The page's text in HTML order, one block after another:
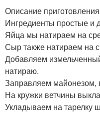
Описание
Ингредиенты простые и
Яйца мы натираем на
Сыр также натираем на
Добавляем
натираю.
Заправляем
На кружки ветчины
Укладываем на тарелку